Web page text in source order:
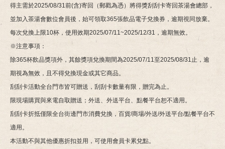
得主需於2025/08/31前(含)寄回（郵戳為憑）將得獎刮刮卡寄回茶湯會總部，
並加入茶湯會數位會員後，始可領取365張飲品電子兌換券，逾期視同放棄。
每次兌換上限10杯，使用效期2025/07/11~2025/12/31，逾期無效。
※注意事項：
除365杯飲品獎項外，其餘獎項兌換期間為2025/07/11至2025/08/31止，逾
期視為無效，且不得兌換現金或其它商品。
刮刮卡活動全台門市皆可贈送，刮刮卡數量有限，贈完為止。
限現場購買與來電自取贈送；外送、外送平台、點餐平台恕不適用。
刮刮卡折抵僅限全台街邊門市消費兌換，百貨/商場/外送/外送平台/點餐平台不
適用。
本活動不與其他優惠折扣並用，可使用會員卡累兌點。